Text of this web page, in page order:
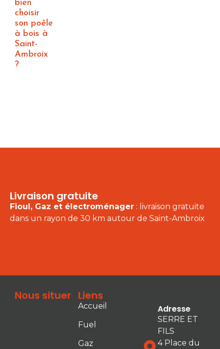
bien
choisir
son poêle
à bois à
Saint-
Ambroix
?
Livraison gratuite
Fioul, Gaz et électroménager : livraison gratuite
dans un rayon de 30 km autour de Saint-Ambroix
Nous situer Liens
Accueil
Fuel
Gaz
Adresse
SERRE ET
FILS
4 Place du